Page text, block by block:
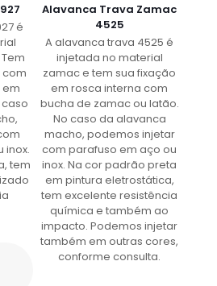
é
com
inox.
tem
Alavanca Trava Zamac
4525
A alavanca trava 4525 é
injetada no material
zamac e tem sua fixação
em rosca interna com
bucha de zamac ou latão.
No caso da alavanca
macho, podemos injetar
com parafuso em aço ou
inox. Na cor padrão preta
em pintura eletrostática,
tem excelente resistência
química e também ao
impacto. Podemos injetar
também em outras cores,
conforme consulta.